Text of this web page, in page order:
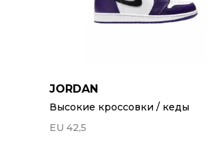
JORDAN
Высокие кроссовки / кеды
EU 42,5